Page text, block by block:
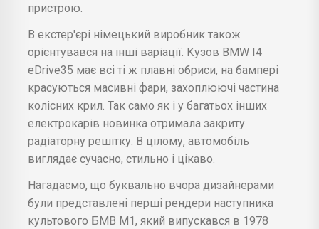
пристрою.
В екстер'єрі німецький виробник також
орієнтувався на інші варіації. Кузов BMW I4
eDrive35 має всі ті ж плавні обриси, на бампері
красуються масивні фари, захоплюючі частина
колісних крил. Так само як і у багатьох інших
електрокарів новинка отримала закриту
радіаторну решітку. В цілому, автомобіль
виглядає сучасно, стильно і цікаво.
Нагадаємо, що буквально вчора дизайнерами
були представлені перші рендери наступника
культового БМВ М1, який випускався в 1978